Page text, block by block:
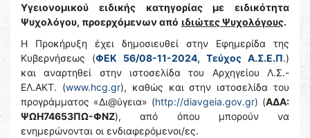
Υγειονομικού ειδικής κατηγορίας με ειδικότητα
Ψυχολόγου, προερχόμενων από ιδιώτες Ψυχολόγους.
Η Προκήρυξη έχει δημοσιευθεί στην Εφημερίδα της
Κυβερνήσεως (ΦΕΚ 56/08-11-2024, Τεύχος Α.Σ.Ε.Π.)
και αναρτηθεί στην ιστοσελίδα του Αρχηγείου Λ.Σ.-
ΕΛ.ΑΚΤ. (www.hcg.gr), καθώς και στην ιστοσελίδα του
προγράμματος «Δι@ύγεια» (http://diavgeia.gov.gr) (ΑΔΑ:
ΨΩΗ74653ΠΩ-ΦΝΖ), από όπου μπορούν να
ενημερώνονται οι ενδιαφερόμενοι/ες.